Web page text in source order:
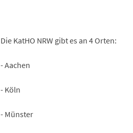
Die KatHO NRW gibt es an 4 Orten:
- Aachen
- Köln
- Münster